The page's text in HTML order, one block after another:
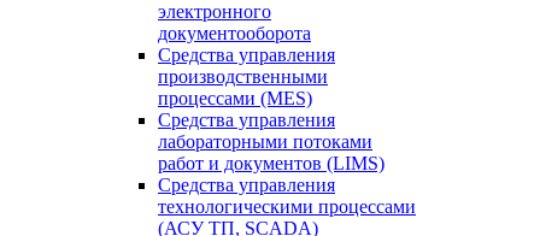
электронного
документооборота
Средства управления
производственными
процессами (MES)
Средства управления
лабораторными потоками
работ и документов (LIMS)
Средства управления
технологическими процессами
(АСУ ТП, SCADA)